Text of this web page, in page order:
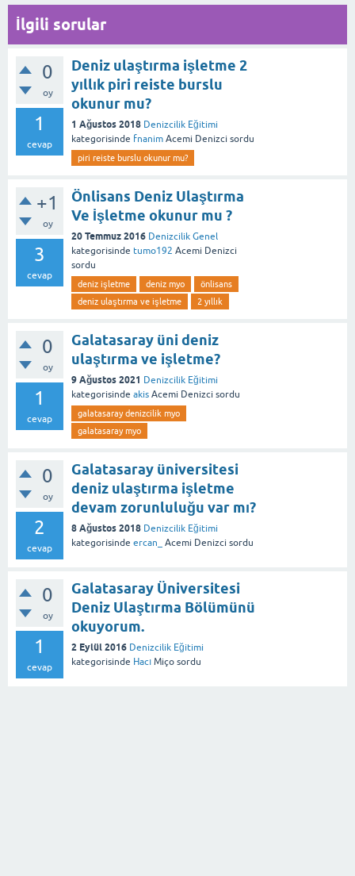
İlgili sorular
0
oy
1
cevap
Deniz ulaştırma işletme 2
yıllık piri reiste burslu
okunur mu?
1 Ağustos 2018 Denizcilik Eğitimi
kategorisinde fnanim Acemi Denizci sordu
piri reiste burslu okunur mu?
+1
oy
3
cevap
Önlisans Deniz Ulaştırma
Ve İşletme okunur mu ?
20 Temmuz 2016 Denizcilik Genel
kategorisinde tumo192 Acemi Denizci
sordu
deniz işletme deniz myo
önlisans
deniz ulaştırma ve işletme
2 yıllık
0
oy
1
cevap
Galatasaray üni deniz
ulaştırma ve işletme?
9 Ağustos 2021 Denizcilik Eğitimi
kategorisinde akis Acemi Denizci sordu
galatasaray denizcilik myo
galatasaray myo
0
oy
2
cevap
Galatasaray üniversitesi
deniz ulaştırma işletme
devam zorunluluğu var mı?
8 Ağustos 2018 Denizcilik Eğitimi
kategorisinde ercan_ Acemi Denizci sordu
0
oy
1
cevap
Galatasaray Üniversitesi
Deniz Ulaştırma Bölümünü
okuyorum.
2 Eylül 2016 Denizcilik Eğitimi
kategorisinde Hacı Miço sordu